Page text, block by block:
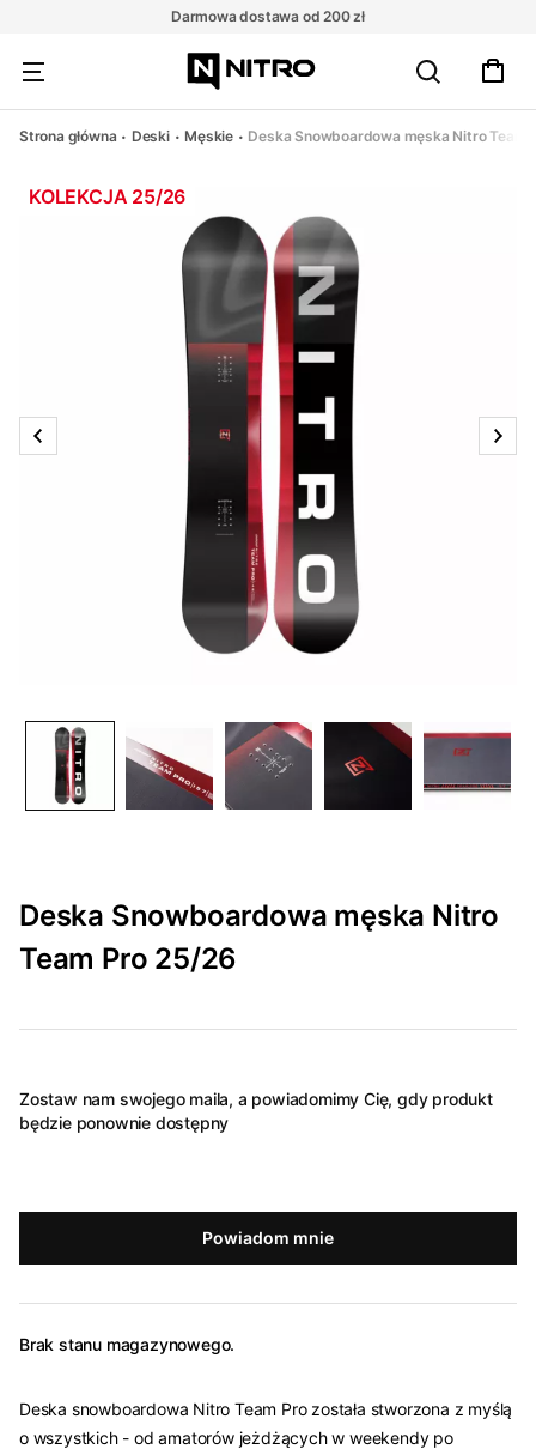
Darmowa dostawa od 200 zł
Strona główna Deski Męskie Deska Snowboardowa męska Nitro Team
KOLEKCJA 25/26
Deska Snowboardowa męska Nitro
Team Pro 25/26
Zostaw nam swojego maila, a powiadomimy Cię, gdy produkt
będzie ponownie dostępny
Powiadom mnie
Brak stanu magazynowego.
Deska snowboardowa Nitro Team Pro została stworzona z myślą
o wszystkich - od amatorów jeżdżących w weekendy po